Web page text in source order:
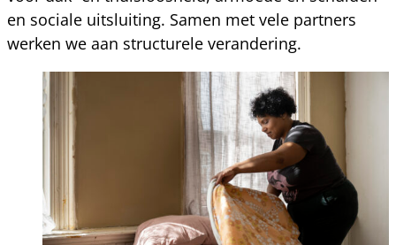
en sociale uitsluiting. Samen met vele partners
werken we aan structurele verandering.